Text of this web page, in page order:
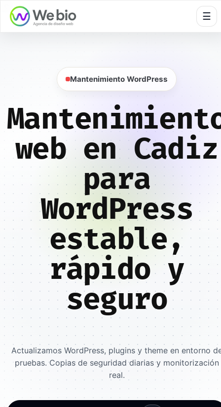
☰
Mantenimiento WordPress
web en Cadiz
para
WordPress
estable,
rápido y
seguro
Actualizamos WordPress, plugins y theme en entorno
pruebas. Copias de seguridad diarias y monitorización
real.